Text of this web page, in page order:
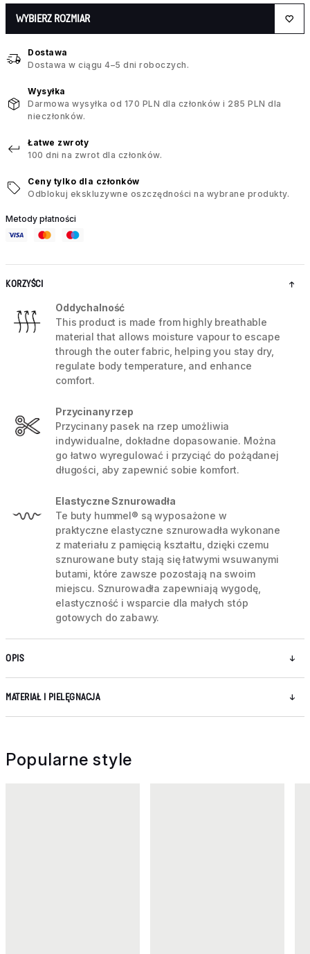
WYBIERZ ROZMIAR
Dostawa
Dostawa w ciągu 4–5 dni roboczych.
Wysyłka
Darmowa wysyłka od 170 PLN dla członków i 285 PLN dla
nieczłonków.
Łatwe zwroty
100 dni na zwrot dla członków.
Ceny tylko dla członków
Odblokuj ekskluzywne oszczędności na wybrane produkty.
Metody płatności
KORZYŚCI
Oddychalność
This product is made from highly breathable
material that allows moisture vapour to escape
through the outer fabric, helping you stay dry,
regulate body temperature, and enhance
comfort.
Przycinany rzep
Przycinany pasek na rzep umożliwia
indywidualne, dokładne dopasowanie. Można
go łatwo wyregulować i przyciąć do pożądanej
długości, aby zapewnić sobie komfort.
Elastyczne Sznurowadła
Te buty hummel® są wyposażone w
praktyczne elastyczne sznurowadła wykonane
z materiału z pamięcią kształtu, dzięki czemu
sznurowane buty stają się łatwymi wsuwanymi
butami, które zawsze pozostają na swoim
miejscu. Sznurowadła zapewniają wygodę,
elastyczność i wsparcie dla małych stóp
gotowych do zabawy.
OPIS
MATERIAŁ I PIELĘGNACJA
Popularne style